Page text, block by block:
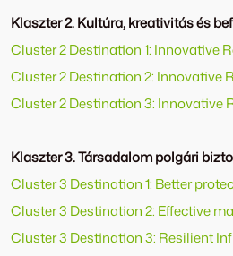
Klaszter 2. Kultúra, kreativitás és
Cluster 2 Destination 1: Innovative
Cluster 2 Destination 2: Innovative
Cluster 2 Destination 3: Innovative
Klaszter 3. Társadalom polgári
Cluster 3 Destination 1: Better
Cluster 3 Destination 2: Effective
Cluster 3 Destination 3: Resilient